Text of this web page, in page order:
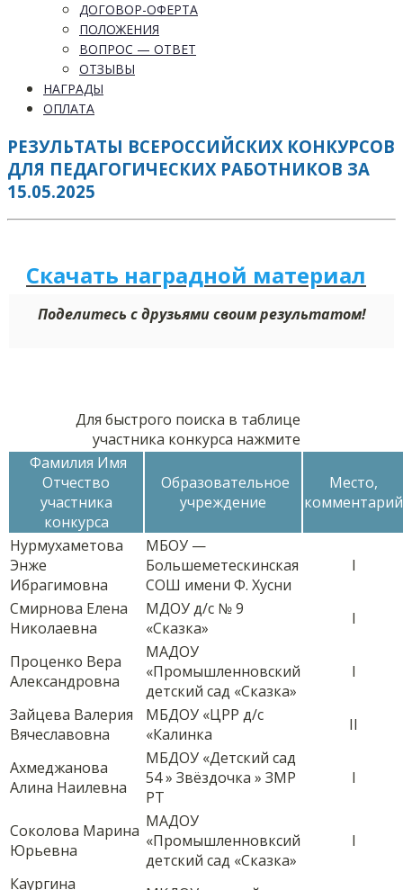
ДОГОВОР-ОФЕРТА
ПОЛОЖЕНИЯ
ВОПРОС — ОТВЕТ
ОТЗЫВЫ
НАГРАДЫ
ОПЛАТА
РЕЗУЛЬТАТЫ ВСЕРОССИЙСКИХ КОНКУРСОВ
ДЛЯ ПЕДАГОГИЧЕСКИХ РАБОТНИКОВ ЗА
15.05.2025
Скачать наградной материал
Поделитесь с друзьями своим результатом!
Для быстрого поиска в таблице
участника конкурса нажмите
Фамилия Имя
Отчество
участника
конкурса
Образовательное
учреждение
Место,
комментарий
Нурмухаметова
Энже
Ибрагимовна
МБОУ —
Большеметескинская
СОШ имени Ф. Хусни
I
Смирнова Елена
Николаевна
МДОУ д/с № 9
«Сказка»
I
Проценко Вера
Александровна
МАДОУ
«Промышленновский
детский сад «Сказка»
I
Зайцева Валерия
Вячеславовна
МБДОУ «ЦРР д/с
«Калинка
II
Ахмеджанова
Алина Наилевна
МБДОУ «Детский сад
54 » Звёздочка » ЗМР
РТ
I
Соколова Марина
Юрьевна
МАДОУ
«Промышленновксий
детский сад «Сказка»
I
Каургина